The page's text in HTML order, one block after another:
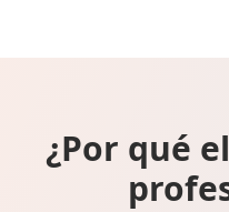
¿Por qué